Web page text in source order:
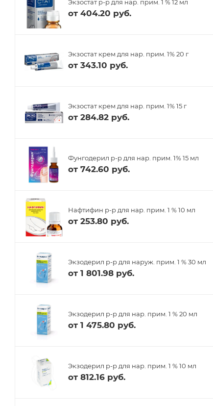
Экзостат р-р для нар. прим. 1 % 12 мл
от 404.20 руб.
Экзостат крем для нар. прим. 1% 20 г
от 343.10 руб.
Экзостат крем для нар. прим. 1% 15 г
от 284.82 руб.
Фунгодерил р-р для нар. прим. 1% 15 мл
от 742.60 руб.
Нафтифин р-р для нар. прим. 1 % 10 мл
от 253.80 руб.
Экзодерил р-р для наруж. прим. 1 % 30 мл
от 1 801.98 руб.
Экзодерил р-р для нар. прим. 1 % 20 мл
от 1 475.80 руб.
Экзодерил р-р для нар. прим. 1 % 10 мл
от 812.16 руб.